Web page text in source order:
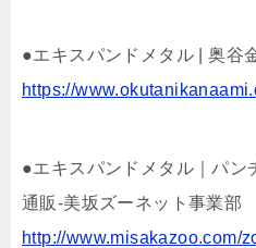
●エキスパンドメタル | 奥谷
https://
●エキスパンドメタル｜パ
通販-美坂ズーネット事業部
http://www.misakazoo.com/